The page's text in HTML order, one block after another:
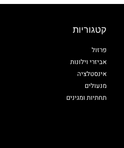
קטגוריות
פרזול
אביזרי וילונות
אינסטלציה
מנעולים
תחתיות ומגינים